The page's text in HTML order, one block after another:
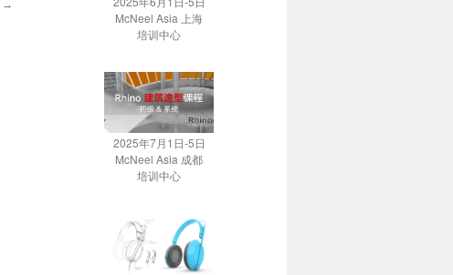
→
McNeel Asia 上海
培训中心
2025年7月1日-5日
McNeel Asia 成都
培训中心